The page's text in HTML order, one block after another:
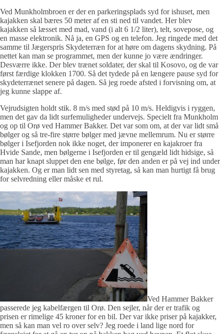
Ved Munkholmbroen er der en parkeringsplads syd for ishuset, men
kajakken skal bæres 50 meter af en sti ned til vandet. Her blev
kajakken så læsset med mad, vand (i alt 6 1/2 liter), telt, sovepose, og
en masse elektronik. Nå ja, en GPS og en telefon. Jeg ringede med det
samme til Jægerspris Skydeterræn for at høre om dagens skydning. På
nettet kan man se programmet, men der kunne jo være ændringer.
Desværre ikke. Der blev trænet soldater, der skal til Kosovo, og de var
først færdige klokken 1700. Så det tydede på en længere pause syd for
skydeterrænet senere på dagen. Så jeg roede afsted i forvisning om, at
jeg kunne slappe af.
Vejrudsigten holdt stik. 8 m/s med stød på 10 m/s. Heldigvis i ryggen,
men det gav da lidt surfemuligheder undervejs. Specielt fra Munkholm
og op til Orø ved Hammer Bakker. Det var som om, at der var lidt små
bølger og så tre-fire større bølger med jævne mellemrum. Nu er større
bølger i Isefjorden nok ikke noget, der imponerer en kajakroer fra
Hvide Sande, men bølgerne i Isefjorden er til gengæld lidt hidsige, så
man har knapt sluppet den ene bølge, før den anden er på vej ind under
kajakken. Og er man lidt sen med styretag, så kan man hurtigt få brug
for selvredning eller måske et rul.
Ved Hammer Bakker
passerede jeg kabelfærgen til Orø. Den sejler, når der er trafik og
prisen er rimelige 45 kroner for en bil. Der var ikke priser på kajakker,
men så kan man vel ro over selv? Jeg roede i land lige nord for